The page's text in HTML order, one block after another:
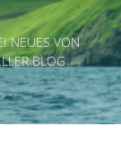
NEUES VON
BLOG